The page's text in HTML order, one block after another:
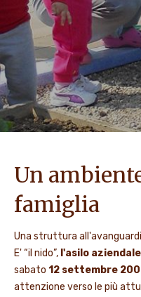
Un
famiglia
Una struttura
E' “il nido”, l'asilo aziendale
sabato 12 settembre
attenzione verso le più